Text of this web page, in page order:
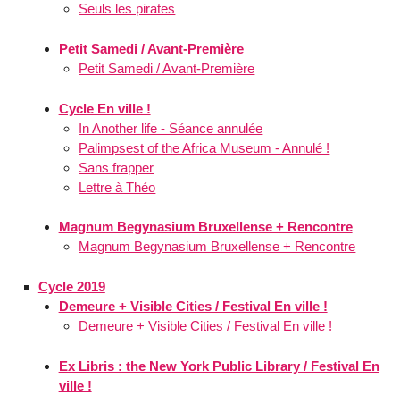
Seuls les pirates
Petit Samedi / Avant-Première
Petit Samedi / Avant-Première
Cycle En ville !
In Another life - Séance annulée
Palimpsest of the Africa Museum - Annulé !
Sans frapper
Lettre à Théo
Magnum Begynasium Bruxellense + Rencontre
Magnum Begynasium Bruxellense + Rencontre
Cycle 2019
Demeure + Visible Cities / Festival En ville !
Demeure + Visible Cities / Festival En ville !
Ex Libris : the New York Public Library / Festival En
ville !